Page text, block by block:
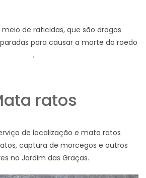
de raticidas, que são drogas
para causar a morte do roedo
.
ratos
de localização e mata ratos
captura de morcegos e outros
no Jardim das Graças.